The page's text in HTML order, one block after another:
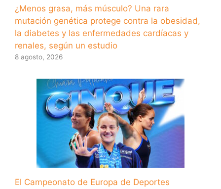
¿Menos grasa, más músculo? Una rara
mutación genética protege contra la obesidad,
la diabetes y las enfermedades cardíacas y
renales, según un estudio
8 agosto, 2026
El Campeonato de Europa de Deportes